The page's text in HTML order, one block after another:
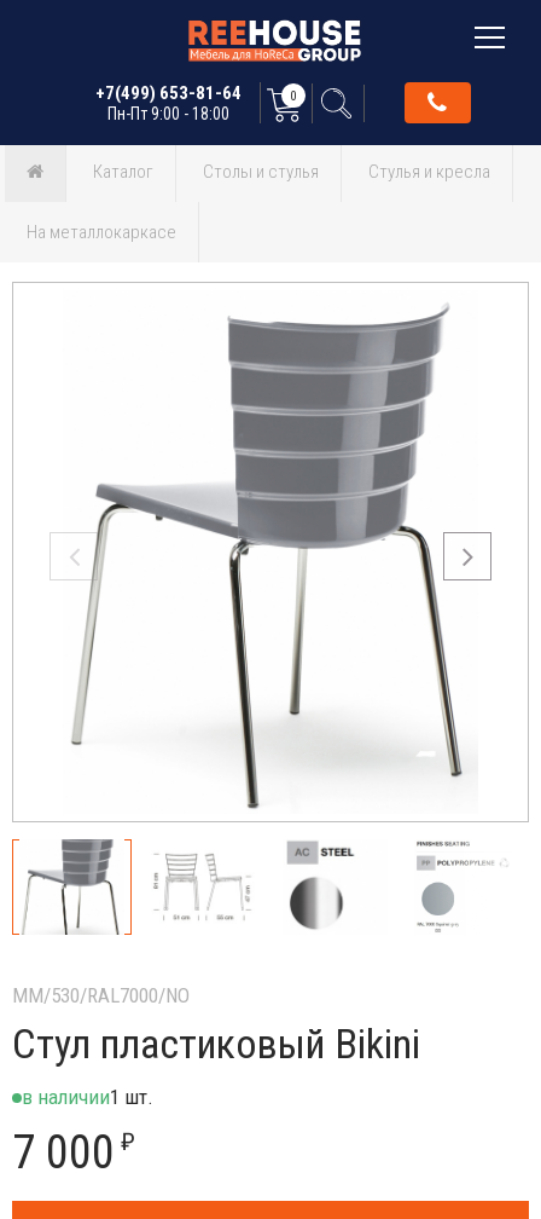
+7(499) 653-81-64
Пн-Пт 9:00 - 18:00
0
Каталог Столы и стулья Стулья и кресла
На металлокаркасе
MM/530/RAL7000/NO
Стул пластиковый Bikini
в наличии1 шт.
7 000 ₽